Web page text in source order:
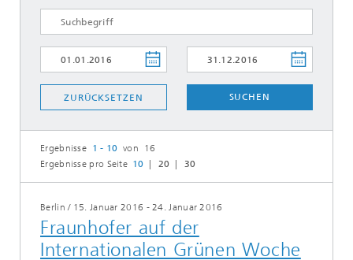
ZURÜCKSETZEN SUCHEN
Ergebnisse 1 - 10 von 16
Ergebnisse pro Seite 10 20 30
Berlin / 15. Januar 2016 - 24. Januar 2016
Fraunhofer auf der
Internationalen Grünen Woche